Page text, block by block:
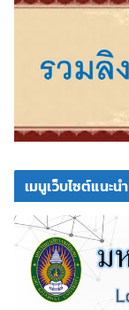
เมนูเว็บไซต์แนะนำ